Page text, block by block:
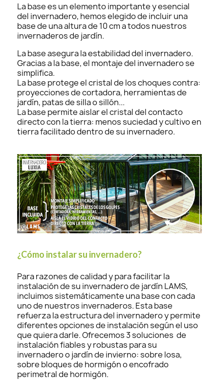
La base es un elemento importante y esencial
del invernadero, hemos elegido de incluir una
base de una altura de 10 cm a todos nuestros
invernaderos de jardín.
La base asegura la estabilidad del invernadero.
Gracias a la base, el montaje del invernadero se
simplifica.
La base protege el cristal de los choques contra:
proyecciones de cortadora, herramientas de
jardín, patas de silla o sillón...
La base permite aislar el cristal del contacto
directo con la tierra: menos suciedad y cultivo en
tierra facilitado dentro de su invernadero.
¿Cómo instalar su invernadero?
Para razones de calidad y para facilitar la
instalación de su invernadero de jardín LAMS,
incluimos sistemáticamente una base con cada
uno de nuestros invernaderos. Esta base
refuerza la estructura del invernadero y permite
diferentes opciones de instalación según el uso
que quiera darle. Ofrecemos 3 soluciones de
instalación fiables y robustas para su
invernadero o jardín de invierno: sobre losa,
sobre bloques de hormigón o encofrado
perimetral de hormigón.